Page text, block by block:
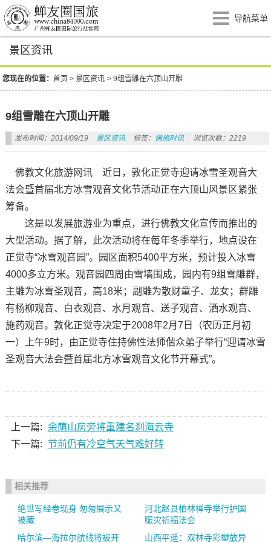
导航菜单
景区资讯
您现在的位置：首页 >景区资讯 >9组雪雕在六顶山开雕
9组雪雕在六顶山开雕
发布时间：2014/09/19 景区资讯 标签： 佛旅时讯 浏览次数：2219
佛教文化旅游网讯 近日，敦化正觉寺迎请冰雪圣观音大
法会暨首届北方冰雪观音文化节活动正在六顶山风景区紧张
筹备。
这是以发展旅游业为重点，进行佛教文化宣传而推出的
大型活动。据了解，此次活动将在每年冬季举行，地点设在
正觉寺“冰雪观音园”。园区面积5400平方米，预计投入冰雪
4000多立方米。观音园四周由雪墙围成，园内有9组雪雕群，
主雕为冰雪圣观音，高18米；副雕为散财童子、龙女；群雕
有杨柳观音、白衣观音、水月观音、送子观音、洒水观音、
施药观音。敦化正觉寺决定于2008年2月7日（农历正月初
一）上午9时，由正觉寺住持佛性法师偕众弟子举行“迎请冰雪
圣观音大法会暨首届北方冰雪观音文化节开幕式”。
上一篇: 余荫山房旁将重建名刹海云寺
下一篇: 节前仍有冷空气天气难好转
相关推荐
绝世写经卷现身 匆匆展示又
被藏
河北赵县柏林禅寺举行护国
赈灾祈福法会
哈尔滨—海拉尔航线将被开
山西平遥：双林寺彩塑放异